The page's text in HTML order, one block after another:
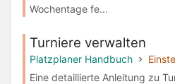
Wochentage fe...
Turniere verwalten
Platzplaner Handbuch
Eine detaillierte Anleitung zu